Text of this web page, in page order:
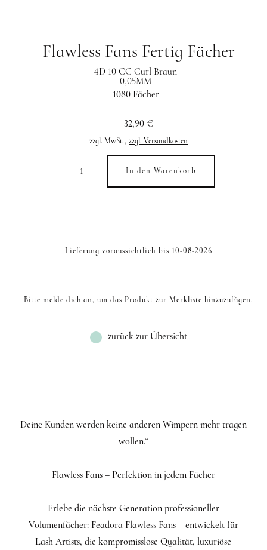
Flawless Fans Fertig Fächer
4D 10 CC Curl Braun
0,05MM
1080 Fächer
32,90 €
zzgl. MwSt., zzgl. Versandkosten
In den Warenkorb
Lieferung voraussichtlich bis 10-08-2026
Bitte melde dich an, um das Produkt zur Merkliste hinzuzufügen.
zurück zur Übersicht
Deine Kunden werden keine anderen Wimpern mehr tragen
wollen.“
Flawless Fans – Perfektion in jedem Fächer
Erlebe die nächste Generation professioneller
Volumenfächer: Feadora Flawless Fans – entwickelt für
Lash Artists, die kompromisslose Qualität, luxuriöse